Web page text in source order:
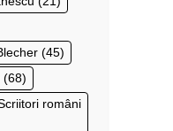
(45)
(68)
români